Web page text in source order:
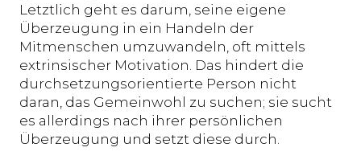
Letztlich geht es darum, seine eigene
Überzeugung in ein Handeln der
Mitmenschen umzuwandeln, oft mittels
extrinsischer Motivation. Das hindert die
durchsetzungsorientierte Person nicht
daran, das Gemeinwohl zu suchen; sie sucht
es allerdings nach ihrer persönlichen
Überzeugung und setzt diese durch.